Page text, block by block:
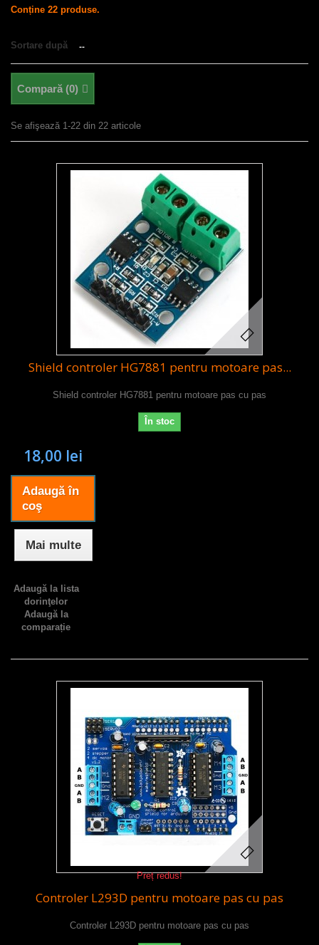
Conține 22 produse.
Sortare după --
Compară (0)
Se afişează 1-22 din 22 articole
Shield controler HG7881 pentru motoare pas...
Shield controler HG7881 pentru motoare pas cu pas
În stoc
18,00 lei
Adaugă în
coş
Mai multe
Adaugă la lista
dorinţelor
Adaugă la
comparație
Preț redus!
Controler L293D pentru motoare pas cu pas
Controler L293D pentru motoare pas cu pas